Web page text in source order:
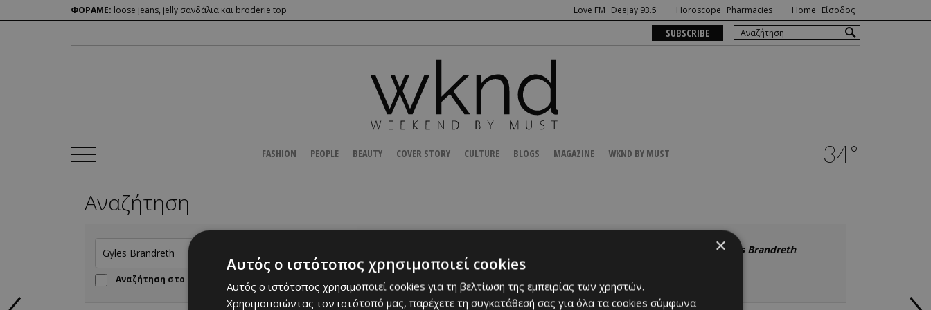
ΦΟΡΑΜΕ: loose jeans, jelly σανδάλια και broderie top Love FM Deejay 93.5 Horoscope Pharmacies Home Είσοδος
SUBSCRIBE
FASHION PEOPLE BEAUTY COVER STORY CULTURE BLOGS MAGAZINE WKND BY MUST 34°
Αναζήτηση
Αναζήτηση στο αρχείο πριν από το 2016
Αποτελέσματα 1-1 από 1 που βρέθηκαν αναζητώνταςGyles Brandreth.
×
Αυτός ο ιστότοπος χρησιμοποιεί cookies
Αυτός ο ιστότοπος χρησιμοποιεί cookies για τη βελτίωση της εμπειρίας των χρηστών.
Χρησιμοποιώντας τον ιστότοπό μας, παρέχετε τη συγκατάθεσή σας για όλα τα cookies σύμφωνα